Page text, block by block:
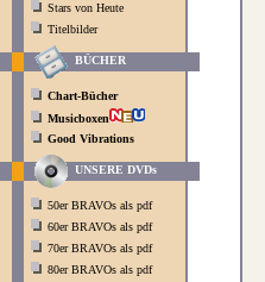
Stars von Heute
Titelbilder
BÜCHER
Chart-Bücher
Musicboxen
Good Vibrations
UNSERE DVDs
50er BRAVOs als pdf
60er BRAVOs als pdf
70er BRAVOs als pdf
80er BRAVOs als pdf